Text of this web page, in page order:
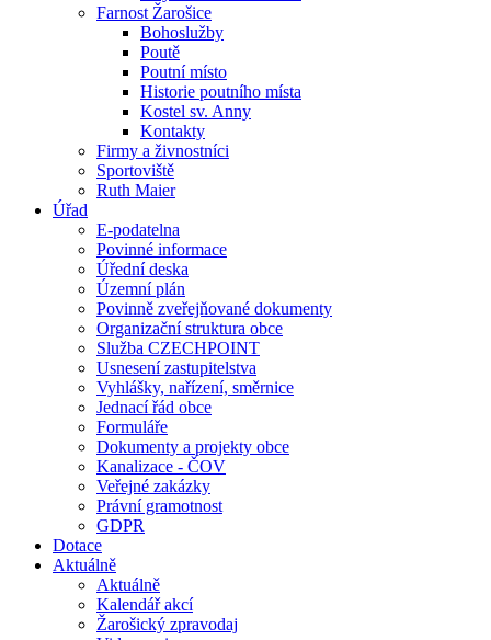
Farnost Žarošice
Bohoslužby
Poutě
Poutní místo
Historie poutního místa
Kostel sv. Anny
Kontakty
Firmy a živnostníci
Sportoviště
Ruth Maier
Úřad
E-podatelna
Povinné informace
Úřední deska
Územní plán
Povinně zveřejňované dokumenty
Organizační struktura obce
Služba CZECHPOINT
Usnesení zastupitelstva
Vyhlášky, nařízení, směrnice
Jednací řád obce
Formuláře
Dokumenty a projekty obce
Kanalizace - ČOV
Veřejné zakázky
Právní gramotnost
GDPR
Dotace
Aktuálně
Aktuálně
Kalendář akcí
Žarošický zpravodaj